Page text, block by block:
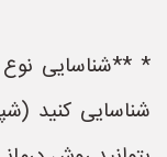
* **شناسایی
شناسایی کنید